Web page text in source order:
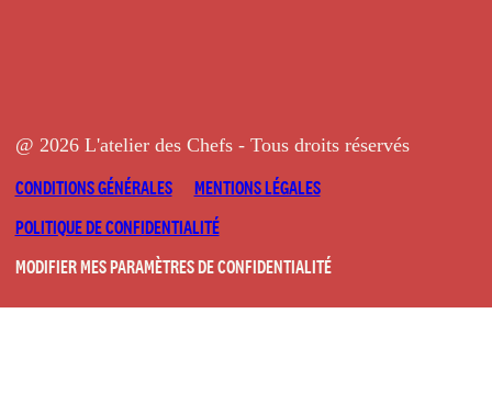
@ 2026 L'atelier des Chefs - Tous droits réservés
CONDITIONS GÉNÉRALES
MENTIONS LÉGALES
POLITIQUE DE CONFIDENTIALITÉ
MODIFIER MES PARAMÈTRES DE CONFIDENTIALITÉ